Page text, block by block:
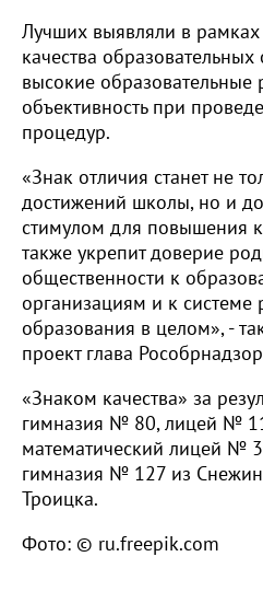
Лучших выявляли в
качества
высокие образовательные
объективность при
процедур.
«Знак отличия станет не
достижений школы, но и
стимулом для повышения
также укрепит доверие
общественности к
организациям и к системе
образования в целом», -
проект глава
«Знаком качества» за
гимназия № 80, лицей №
математический лицей №
гимназия № 127 из
Троицка.
Фото: © ru.freepik.com